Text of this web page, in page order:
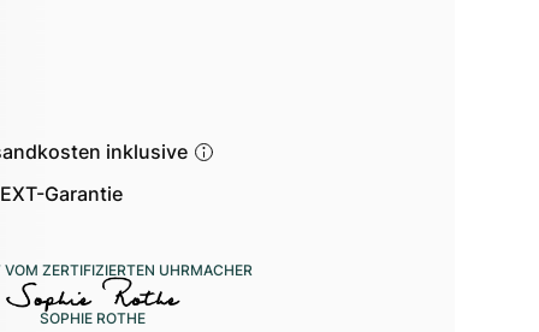
inklusive
Garantie
VOM ZERTIFIZIERTEN UHRMACHER
SOPHIE ROTHE